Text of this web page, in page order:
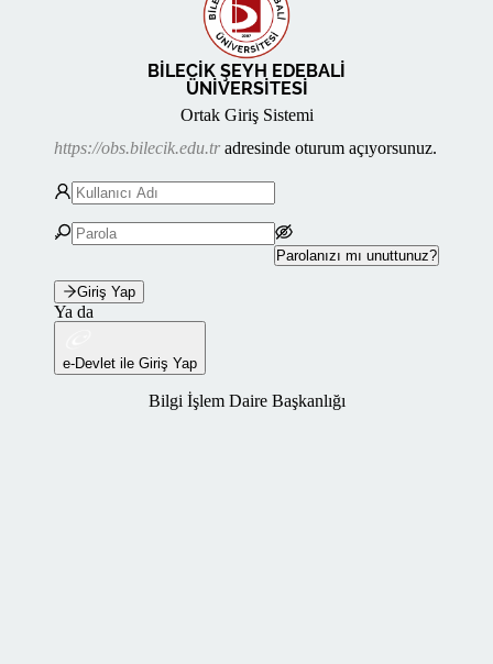
BİLECİK ŞEYH EDEBALİ
ÜNİVERSİTESİ
Ortak Giriş Sistemi
https://obs.bilecik.edu.tr adresinde oturum açıyorsunuz.
Parolanızı mı unuttunuz?
Giriş Yap
Ya da
e-Devlet ile Giriş Yap
Bilgi İşlem Daire Başkanlığı